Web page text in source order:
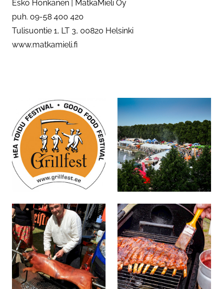
Esko Honkanen | MatkaMieli Oy
puh. 09-58 400 420
Tulisuontie 1, LT 3, 00820 Helsinki
www.matkamieli.fi